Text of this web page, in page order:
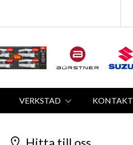
VERKSTAD KONTAKT